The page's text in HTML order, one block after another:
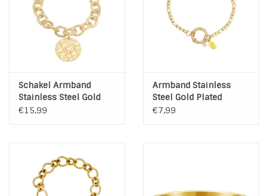
Schakel Armband
Stainless Steel Gold
Plated
€15,99
Armband Stainless
Steel Gold Plated
€7,99